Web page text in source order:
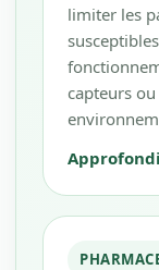
limiter les
capteurs